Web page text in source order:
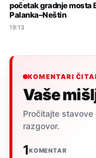
početak gradnje mosta
Palanka–Neštin
19:13
KOMENTARI
Vaše
Pročitajte
razgovor.
1KOMENTAR